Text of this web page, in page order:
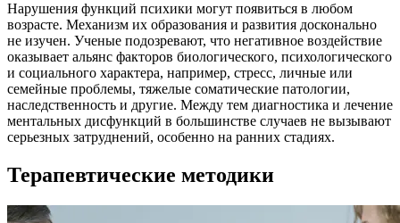
Нарушения функций психики могут появиться в любом
возрасте. Механизм их образования и развития досконально
не изучен. Ученые подозревают, что негативное воздействие
оказывает альянс факторов биологического, психологического
и социального характера, например, стресс, личные или
семейные проблемы, тяжелые соматические патологии,
наследственность и другие. Между тем диагностика и лечение
ментальных дисфункций в большинстве случаев не вызывают
серьезных затруднений, особенно на ранних стадиях.
Терапевтические методики